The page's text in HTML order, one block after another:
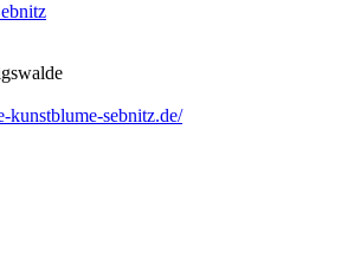
kunstblume-sebnitz.de/